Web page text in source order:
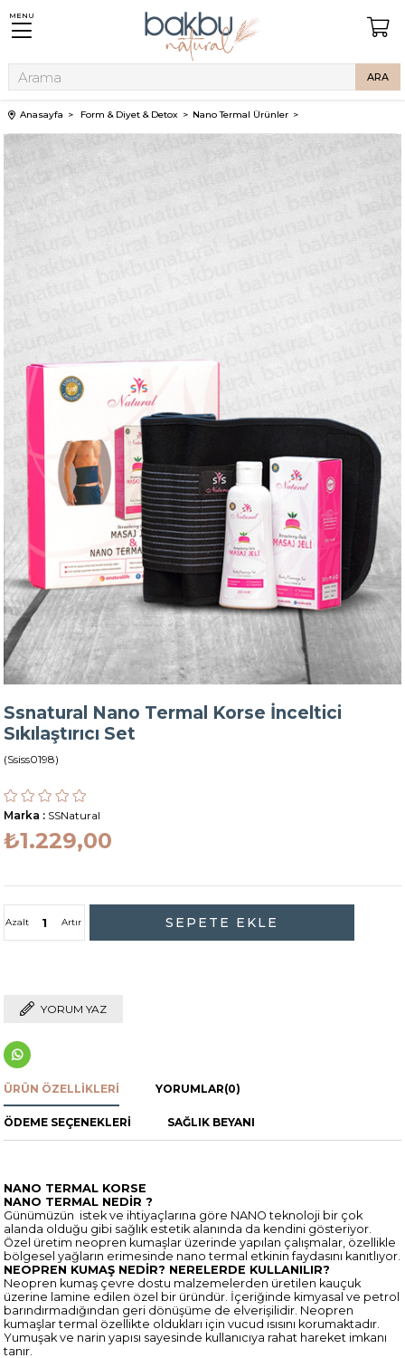
MENU
Anasayfa Form & Diyet & Detox Nano Termal Ürünler
Ssnatural Nano Termal Korse İnceltici
Sıkılaştırıcı Set
(Ssiss0198)
Marka : SSNatural
₺1.229,00
Artır
Azalt
YORUM YAZ
ÜRÜN ÖZELLIKLERI YORUMLAR(0)
ÖDEME SEÇENEKLERI SAĞLIK BEYANI
NANO TERMAL KORSE
NANO TERMAL NEDİR ?
Günümüzün istek ve ihtiyaçlarına göre NANO teknoloji bir çok
alanda olduğu gibi sağlık estetik alanında da kendini gösteriyor.
Özel üretim neopren kumaşlar üzerinde yapılan çalışmalar, özellikle
bölgesel yağların erimesinde nano termal etkinin faydasını kanıtlıyor.
NEOPREN KUMAŞ NEDİR? NERELERDE KULLANILIR?
Neopren kumaş çevre dostu malzemelerden üretilen kauçuk
üzerine lamine edilen özel bir üründür. İçeriğinde kimyasal ve petrol
barındırmadığından geri dönüşüme de elverişilidir. Neopren
kumaşlar termal özellikte oldukları için vucud ısısını korumaktadır.
Yumuşak ve narin yapısı sayesinde kullanıcıya rahat hareket imkanı
tanır.